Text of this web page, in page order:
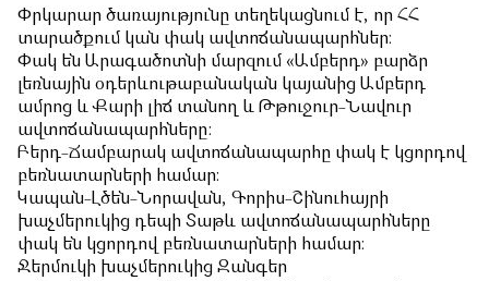
Փրկարար ծառայությունը տեղեկացնում է, որ ՀՀ
տարածքում կան փակ ավտոճանապարհներ։
Փակ են Արագածոտնի մարզում «Ամբերդ» բարձր
լեռնային օդերևութաբանական կայանից Ամբերդ
ամրոց և Քարի լիճ տանող և Թթուջուր-Նավուր
ավտոճանապարհները:
Բերդ-Ճամբարակ ավտոճանապարհը փակ է կցորդով
բեռնատարների համար։
Կապան-Լծեն-Նորավան, Գորիս-Շինուհայրի
խաչմերուկից դեպի Տաթև ավտոճանապարհները
փակ են կցորդով բեռնատարների համար։
Ջերմուկի խաչմերուկից Զանգեր